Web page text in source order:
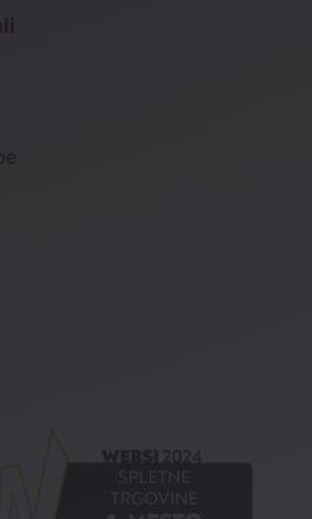
(novo okno)